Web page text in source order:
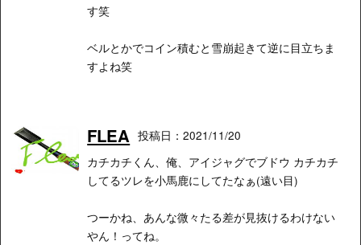
す笑
ベルとかでコイン積むと雪崩起きて逆に目立ちま
すよね笑
FLEA 投稿日：2021/11/20
カチカチくん、俺、アイジャグでブドウ カチカチ
してるツレを小馬鹿にしてたなぁ(遠い目)
つーかね、あんな微々たる差が見抜けるわけない
やん！ってね。